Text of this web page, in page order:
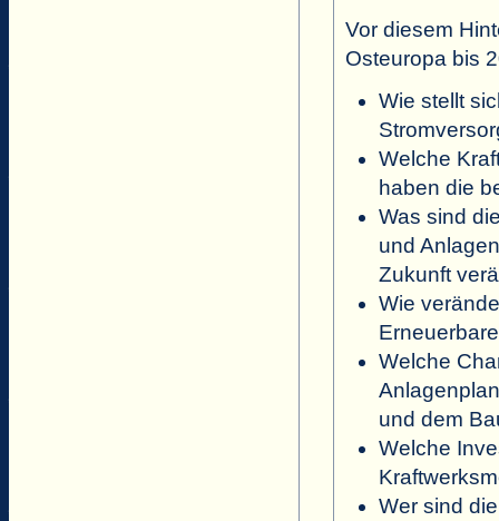
Vor diesem
Osteuropa bis
Wie stellt
Welche
haben die
Was sind
und
Zukunft
Wie
Welche
und dem
Welche
Wer sind